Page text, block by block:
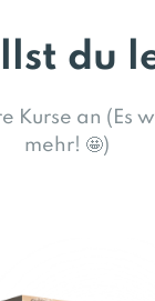
du
Kurse an (Es
mehr! 🤩)